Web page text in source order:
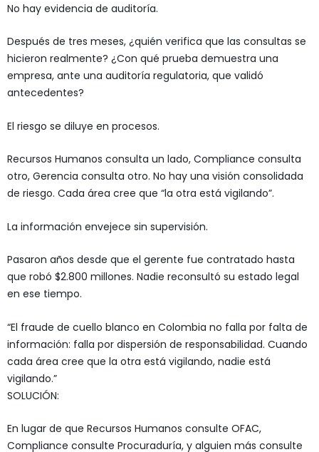
No hay evidencia de auditoría.
Después de tres meses, ¿quién verifica que las consultas se
hicieron realmente? ¿Con qué prueba demuestra una
empresa, ante una auditoría regulatoria, que validó
antecedentes?
El riesgo se diluye en procesos.
Recursos Humanos consulta un lado, Compliance consulta
otro, Gerencia consulta otro. No hay una visión consolidada
de riesgo. Cada área cree que “la otra está vigilando”.
La información envejece sin supervisión.
Pasaron años desde que el gerente fue contratado hasta
que robó $2.800 millones. Nadie reconsultó su estado legal
en ese tiempo.
“El fraude de cuello blanco en Colombia no falla por falta de
información: falla por dispersión de responsabilidad. Cuando
cada área cree que la otra está vigilando, nadie está
vigilando.”
SOLUCIÓN:
En lugar de que Recursos Humanos consulte OFAC,
Compliance consulte Procuraduría, y alguien más consulte